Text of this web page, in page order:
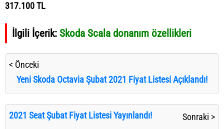
317.100 TL
İlgili İçerik: Skoda Scala donanım özellikleri
< Önceki
Yeni Skoda Octavia Şubat 2021 Fiyat Listesi Açıklandı!
2021 Seat Şubat Fiyat Listesi Yayınlandı! Sonraki >